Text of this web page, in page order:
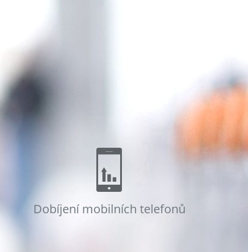
Dobíjení mobilních telefonů